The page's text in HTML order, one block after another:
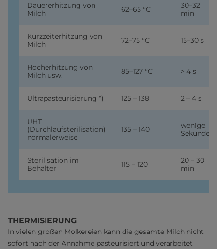
Dauererhitzung von
Milch
62–65 °C
30–32
min
Kurzzeiterhitzung von
Milch
72–75 °C 15–30 s
Hocherhitzung von
Milch usw.
85–127 °C > 4 s
Ultrapasteurisierung *) 125 – 138 2 – 4 s
UHT
(Durchlaufsterilisation)
normalerweise
135 – 140
wenige
Sekunden
Sterilisation im
Behälter
115 – 120
20 – 30
min
THERMISIERUNG
In vielen großen Molkereien kann die gesamte Milch nicht
sofort nach der Annahme pasteurisiert und verarbeitet